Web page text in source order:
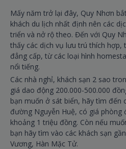
Mấy năm trở lại đây, Quy Nhơn
khách du lịch nhất định nên các
triển và nở rộ theo. Đến với Quy
thấy các dịch vụ lưu trú thích hợp,
đẳng cấp, từ các loại hình
nổi tiếng.
Các nhà nghỉ, khách sạn 2 sao
giá dao động 200.000-500.000
bạn muốn ở sát biển, hãy tìm đến
đường Nguyễn Huệ, có giá phòng
khoảng 1 triệu đồng. Còn nếu
bạn hãy tìm vào các khách sạn
Vương, Hàn Mặc Tử.